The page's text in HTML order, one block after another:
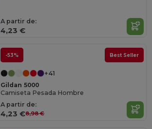
A partir de:
4,23 €
-53% Best Seller
+41
Gildan 5000
Camiseta Pesada Hombre
A partir de:
4,23 €8,98 €